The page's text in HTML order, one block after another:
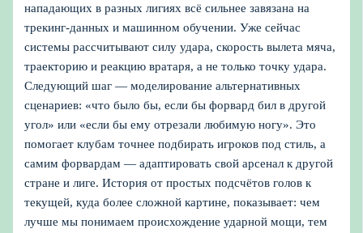
нападающих в разных лигиях всё сильнее завязана на
трекинг‑данных и машинном обучении. Уже сейчас
системы рассчитывают силу удара, скорость вылета мяча,
траекторию и реакцию вратаря, а не только точку удара.
Следующий шаг — моделирование альтернативных
сценариев: «что было бы, если бы форвард бил в другой
угол» или «если бы ему отрезали любимую ногу». Это
помогает клубам точнее подбирать игроков под стиль, а
самим форвардам — адаптировать свой арсенал к другой
стране и лиге. История от простых подсчётов голов к
текущей, куда более сложной картине, показывает: чем
лучше мы понимаем происхождение ударной мощи, тем